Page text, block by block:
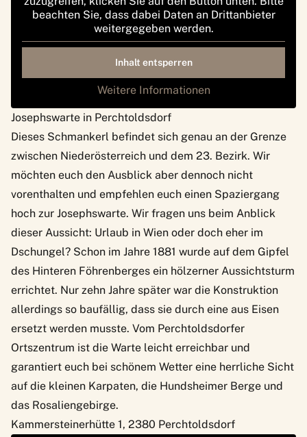
beachten Sie, dass dabei Daten an Drittanbieter
weitergegeben werden.
Inhalt entsperren
Weitere Informationen
Josephswarte in Perchtoldsdorf
Dieses Schmankerl befindet sich genau an der Grenze
zwischen Niederösterreich und dem 23. Bezirk. Wir
möchten euch den Ausblick aber dennoch nicht
vorenthalten und empfehlen euch einen Spaziergang
hoch zur Josephswarte. Wir fragen uns beim Anblick
dieser Aussicht: Urlaub in Wien oder doch eher im
Dschungel? Schon im Jahre 1881 wurde auf dem Gipfel
des Hinteren Föhrenberges ein hölzerner Aussichtsturm
errichtet. Nur zehn Jahre später war die Konstruktion
allerdings so baufällig, dass sie durch eine aus Eisen
ersetzt werden musste. Vom Perchtoldsdorfer
Ortszentrum ist die Warte leicht erreichbar und
garantiert euch bei schönem Wetter eine herrliche Sicht
auf die kleinen Karpaten, die Hundsheimer Berge und
das Rosaliengebirge.
Kammersteinerhütte 1, 2380 Perchtoldsdorf